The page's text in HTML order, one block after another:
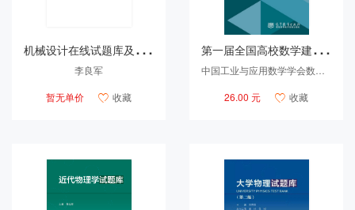
机
械设计在线试题库及组卷系统
李良军
暂无单价
 收藏
第
一届全国高校数学建模微课程（案例）教学竞赛获奖作品集（2017年）
26.00 元
 收藏